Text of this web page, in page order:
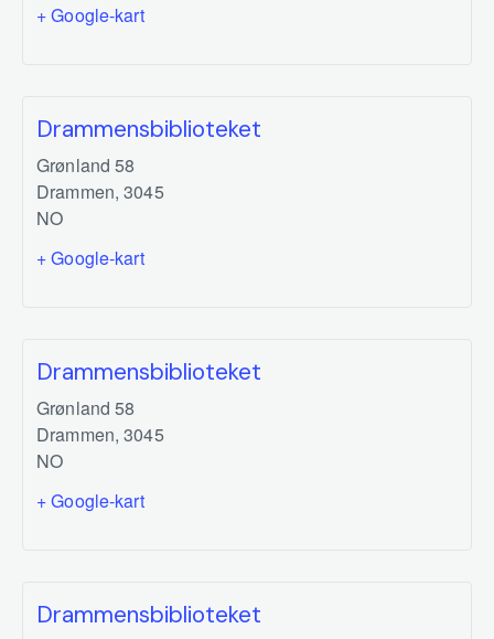
+ Google-kart
Drammensbiblioteket
Grønland 58
Drammen, 3045
NO
+ Google-kart
Drammensbiblioteket
Grønland 58
Drammen, 3045
NO
+ Google-kart
Drammensbiblioteket